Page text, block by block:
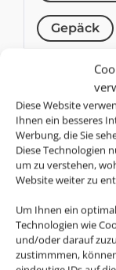
Diese Website
Ihnen ein besseres
Werbung, die Sie
Diese Technologien
um zu verstehen,
Website weiter zu
Um Ihnen ein
Technologien wie
und/oder darauf
zustimmmen,
Gepäck
Delta Air Lines
AGB
Online
Gepäck
U2
easyJet
AGB